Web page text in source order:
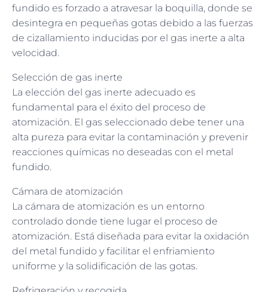
fundido es forzado a atravesar la boquilla, donde se
desintegra en pequeñas gotas debido a las fuerzas
de cizallamiento inducidas por el gas inerte a alta
velocidad.
Selección de gas inerte
La elección del gas inerte adecuado es
fundamental para el éxito del proceso de
atomización. El gas seleccionado debe tener una
alta pureza para evitar la contaminación y prevenir
reacciones químicas no deseadas con el metal
fundido.
Cámara de atomización
La cámara de atomización es un entorno
controlado donde tiene lugar el proceso de
atomización. Está diseñada para evitar la oxidación
del metal fundido y facilitar el enfriamiento
uniforme y la solidificación de las gotas.